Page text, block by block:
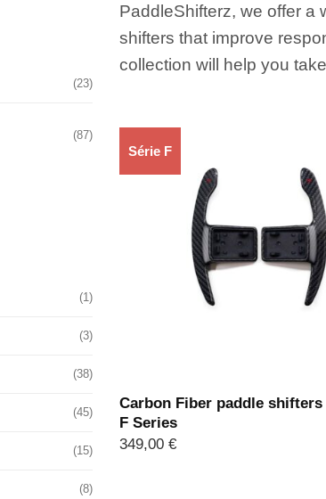
(23)
(87)
(1)
(3)
(38)
(45)
(15)
(8)
PaddleShifterz, we offer a
shifters that improve
collection will help you
Série F
Carbon Fiber paddle
F Series
349,00 €